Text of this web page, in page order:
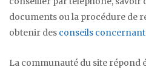
documents ou la procédure de
obtenir des conseils
La communauté du site répond